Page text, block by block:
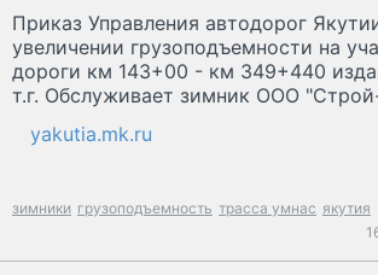
Приказ Управления автодорог
увеличении грузоподъемности на
дороги км 143+00 - км 349+440
т.г. Обслуживает зимник ООО
yakutia.mk.ru
зимники грузоподъемность трасса умнас якутия